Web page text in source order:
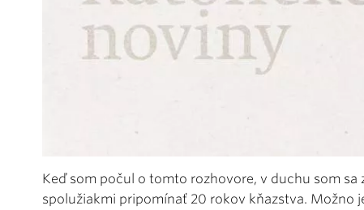
Keď som počul o tomto rozhovore, v duchu som sa
spolužiakmi pripomínať 20 rokov kňazstva. Možno